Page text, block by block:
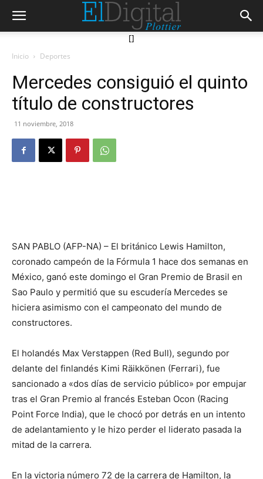
[]
Inicio Deportes
Mercedes consiguió el quinto
título de constructores
11 noviembre, 2018
SAN PABLO (AFP-NA) – El británico Lewis Hamilton,
coronado campeón de la Fórmula 1 hace dos semanas en
México, ganó este domingo el Gran Premio de Brasil en
Sao Paulo y permitió que su escudería Mercedes se
hiciera asimismo con el campeonato del mundo de
constructores.
El holandés Max Verstappen (Red Bull), segundo por
delante del finlandés Kimi Räikkönen (Ferrari), fue
sancionado a «dos días de servicio público» por empujar
tras el Gran Premio al francés Esteban Ocon (Racing
Point Force India), que le chocó por detrás en un intento
de adelantamiento y le hizo perder el liderato pasada la
mitad de la carrera.
En la victoria número 72 de la carrera de Hamilton, la